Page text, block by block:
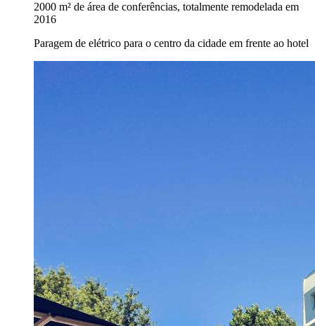
2000 m² de área de conferências, totalmente remodelada em
2016
Paragem de elétrico para o centro da cidade em frente ao hotel